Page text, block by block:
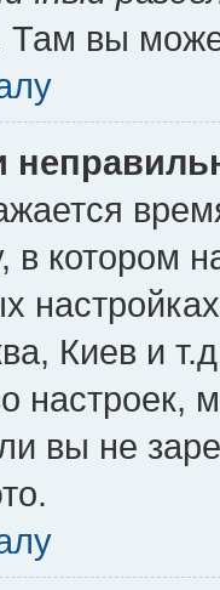
Там вы
в котором
Киев и
настроек,
вы не